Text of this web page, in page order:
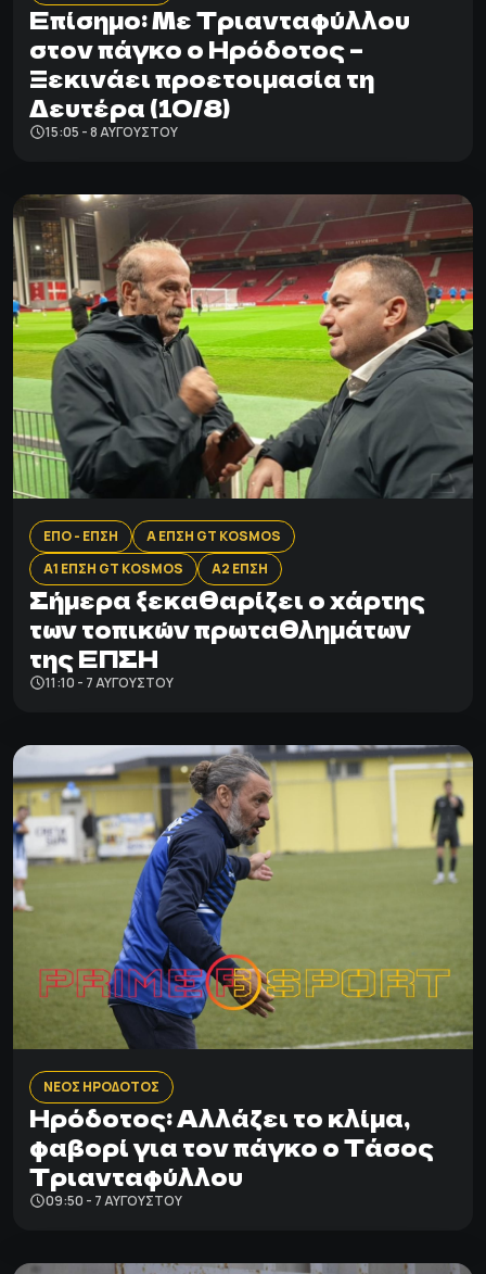
Επίσημο: Με Τριανταφύλλου
στον πάγκο ο Ηρόδοτος –
Ξεκινάει προετοιμασία τη
Δευτέρα (10/8)
15:05 - 8 ΑΥΓΟΎΣΤΟΥ
ΕΠΟ - ΕΠΣΗ
Α ΕΠΣΗ GT KOSMOS
Α1 ΕΠΣΗ GT KOSMOS
Α2 ΕΠΣΗ
Σήμερα ξεκαθαρίζει ο χάρτης
των τοπικών πρωταθλημάτων
της ΕΠΣΗ
11:10 - 7 ΑΥΓΟΎΣΤΟΥ
ΝΕΟΣ ΗΡΟΔΟΤΟΣ
Ηρόδοτος: Αλλάζει το κλίμα,
φαβορί για τον πάγκο ο Τάσος
Τριανταφύλλου
09:50 - 7 ΑΥΓΟΎΣΤΟΥ